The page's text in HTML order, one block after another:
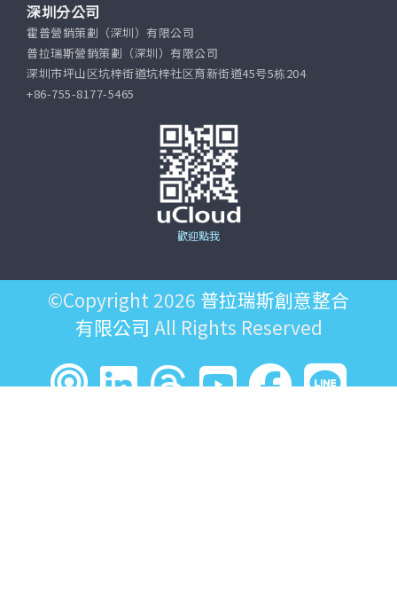
深圳分公司
霍普營銷策劃（深圳）有限公司
普拉瑞斯營銷策劃（深圳）有限公司
深圳市坪山区坑梓街道坑梓社区育新街道45号5栋204
+86-755-8177-5465
歡迎點我
©Copyright 2026 普拉瑞斯創意整合
有限公司 All Rights Reserved